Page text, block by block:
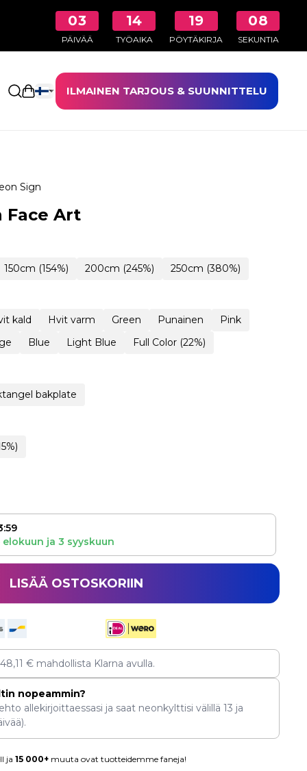
03
PÄIVÄÄ
14
TYÖAIKA
19
PÖYTÄKIRJA
07
SEKUNTIA
Avaa ostoskoriILMAINEN TARJOUS & SUUNNITTELU
Sign
Face Art
150cm (154%) 200cm (245%) 250cm (380%)
kald Hvit varm Green Punainen
Pink
Blue Light Blue Full Color (22%)
bakplate
elokuun ja 3 syyskuun
LISÄÄ OSTOSKORIIN
€ mahdollista Klarna avulla.
nopeammin?
allekirjoittaessasi ja saat neonkylttisi välillä 13 ja
ja 15 000+muuta ovat tuotteidemme faneja!